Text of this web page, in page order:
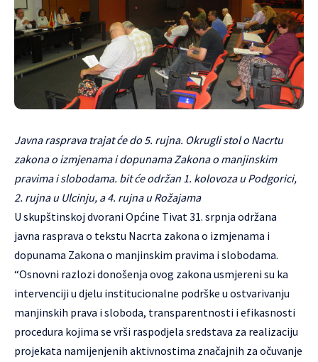
Javna rasprava trajat će do 5. rujna. Okrugli stol o Nacrtu
zakona o izmjenama i dopunama Zakona o manjinskim
pravima i slobodama. bit će održan 1. kolovoza u Podgorici,
2. rujna u Ulcinju, a 4. rujna u Rožajama
U skupštinskoj dvorani Općine Tivat 31. srpnja održana
javna rasprava o tekstu Nacrta zakona o izmjenama i
dopunama Zakona o manjinskim pravima i slobodama.
“Osnovni razlozi donošenja ovog zakona usmjereni su ka
intervenciji u djelu institucionalne podrške u ostvarivanju
manjinskih prava i sloboda, transparentnosti i efikasnosti
procedura kojima se vrši raspodjela sredstava za realizaciju
projekata namijenjenih aktivnostima značajnih za očuvanje